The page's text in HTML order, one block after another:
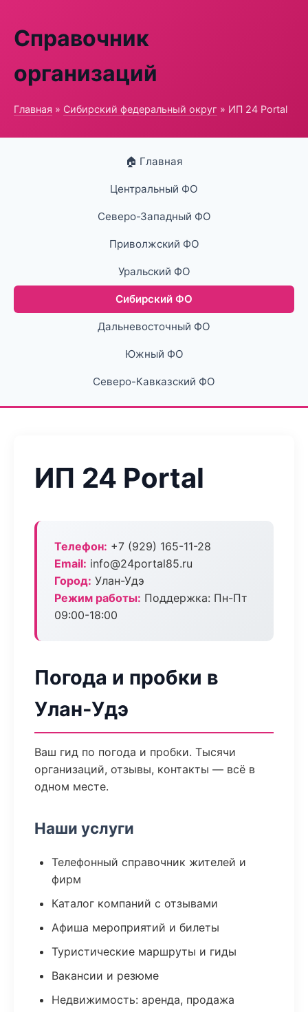
Справочник
организаций
Главная » Сибирский федеральный округ » ИП 24 Portal
🏠 Главная
Центральный ФО
Северо-Западный ФО
Приволжский ФО
Уральский ФО
Сибирский ФО
Дальневосточный ФО
Южный ФО
Северо-Кавказский ФО
ИП 24 Portal
Телефон: +7 (929) 165-11-28
Email: info@24portal85.ru
Город: Улан-Удэ
Режим работы: Поддержка: Пн-Пт
09:00-18:00
Погода и пробки в
Улан-Удэ
Ваш гид по погода и пробки. Тысячи
организаций, отзывы, контакты — всё в
одном месте.
Наши услуги
Телефонный справочник жителей и
фирм
Каталог компаний с отзывами
Афиша мероприятий и билеты
Туристические маршруты и гиды
Вакансии и резюме
Недвижимость: аренда, продажа